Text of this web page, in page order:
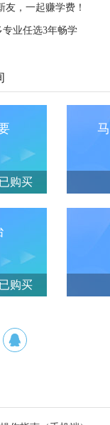
友，一起赚学费！
业任选3年畅学
购买
购买